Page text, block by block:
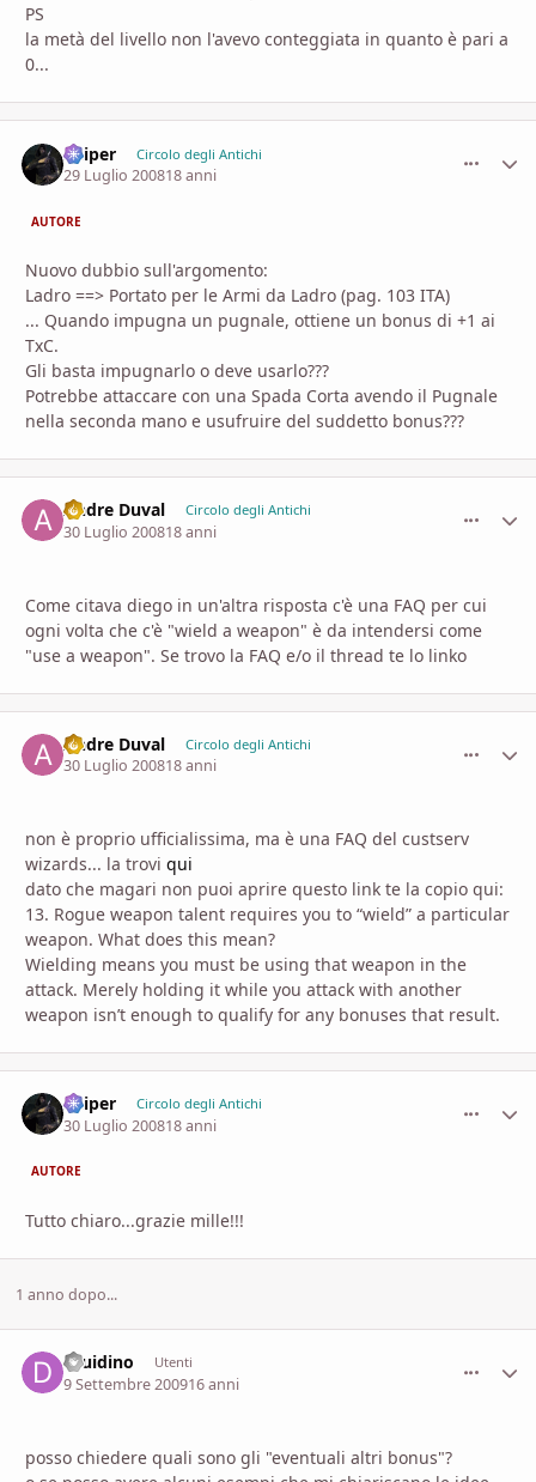
PS
la metà del livello non l'avevo conteggiata in quanto è pari a
0...
Sniper Circolo degli Antichi
29 Luglio 200818 anni
AUTORE
Nuovo dubbio sull'argomento:
Ladro ==> Portato per le Armi da Ladro (pag. 103 ITA)
... Quando impugna un pugnale, ottiene un bonus di +1 ai
TxC.
Gli basta impugnarlo o deve usarlo???
Potrebbe attaccare con una Spada Corta avendo il Pugnale
nella seconda mano e usufruire del suddetto bonus???
Andre Duval Circolo degli Antichi
30 Luglio 200818 anni
Come citava diego in un'altra risposta c'è una FAQ per cui
ogni volta che c'è "wield a weapon" è da intendersi come
"use a weapon". Se trovo la FAQ e/o il thread te lo linko
Andre Duval Circolo degli Antichi
30 Luglio 200818 anni
non è proprio ufficialissima, ma è una FAQ del custserv
wizards... la trovi qui
dato che magari non puoi aprire questo link te la copio qui:
13. Rogue weapon talent requires you to “wield” a particular
weapon. What does this mean?
Wielding means you must be using that weapon in the
attack. Merely holding it while you attack with another
weapon isn’t enough to qualify for any bonuses that result.
Sniper Circolo degli Antichi
30 Luglio 200818 anni
AUTORE
Tutto chiaro...grazie mille!!!
1 anno dopo...
druidino Utenti
9 Settembre 200916 anni
posso chiedere quali sono gli "eventuali altri bonus"?